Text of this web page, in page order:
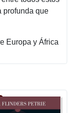
profunda que
Europa y África